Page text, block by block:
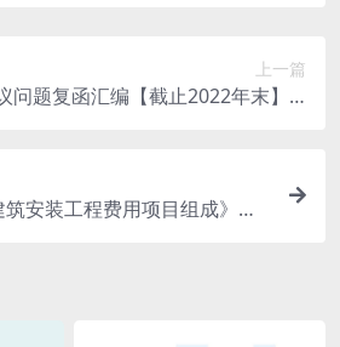
上一篇
问题复函汇编【截止2022年末】.p
安装工程费用项目组成》